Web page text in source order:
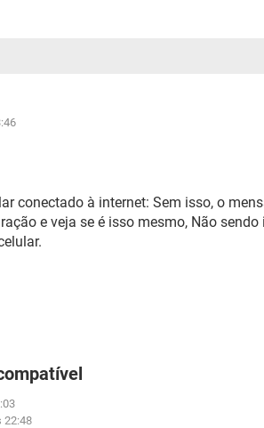
conectado à internet: Sem isso, o
e veja se é isso mesmo, Não
22:48